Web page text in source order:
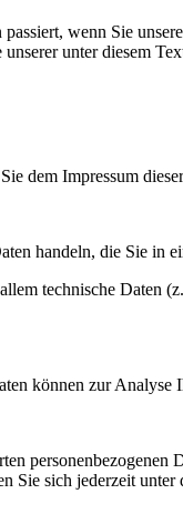
wenn Sie
unter diesem
dem Impressum
handeln, die Sie in
technische Daten
können zur Analyse
sich jederzeit